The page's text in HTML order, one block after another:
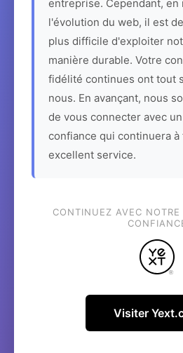
entreprise. Cependant, en
l'évolution du web, il est
plus difficile d'exploiter
manière durable. Votre
fidélité continues ont tout
nous. En avançant, nous
de vous connecter avec
confiance qui continuera
excellent service.
CONTINUEZ AVEC NOTRE
Visiter